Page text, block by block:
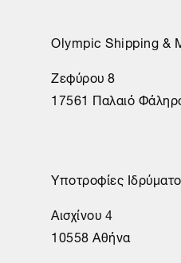
Olympic Shipping &
Ζεφύρου 8
17561 Παλαιό
Υποτροφίες
Αισχίνου 4
10558 Αθήνα